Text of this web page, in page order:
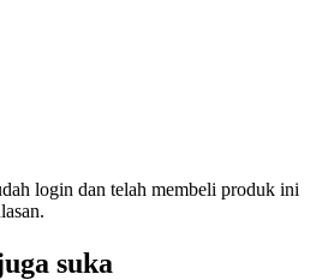
login dan telah membeli produk ini
suka